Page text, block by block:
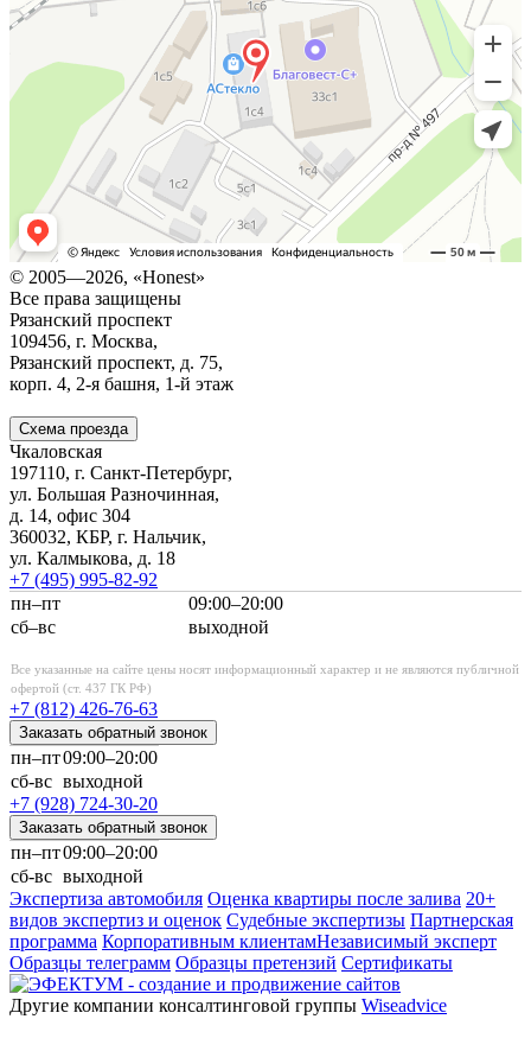
© 2005—2026, «Honest»
Все права защищены
Рязанский проспект
109456, г. Москва,
Рязанский проспект, д. 75,
корп. 4, 2-я башня, 1-й этаж
Схема проезда
Чкаловская
197110, г. Санкт-Петербург,
ул. Большая Разночинная,
д. 14, офис 304
360032, КБР, г. Нальчик,
ул. Калмыкова, д. 18
+7 (495) 995-82-92
пн–пт
09:00–20:00
сб–вс
выходной
Все указанные на сайте цены носят информационный характер и не являются публичной
офертой (ст. 437 ГК РФ)
+7 (812) 426-76-63
Заказать обратный звонок
пн–пт09:00–20:00
сб-вс выходной
+7 (928) 724-30-20
Заказать обратный звонок
пн–пт09:00–20:00
сб-вс выходной
Экспертиза автомобиля Оценка квартиры после залива 20+
видов экспертиз и оценок Судебные экспертизы Партнерская
программа Корпоративным клиентамНезависимый эксперт
Образцы телеграмм Образцы претензий Сертификаты
Другие компании консалтинговой группы Wiseadvice